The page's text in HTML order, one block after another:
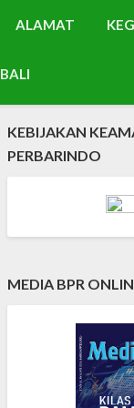
ALAMAT
BALI
KEBIJAKAN
PERBARINDO
MEDIA BPR